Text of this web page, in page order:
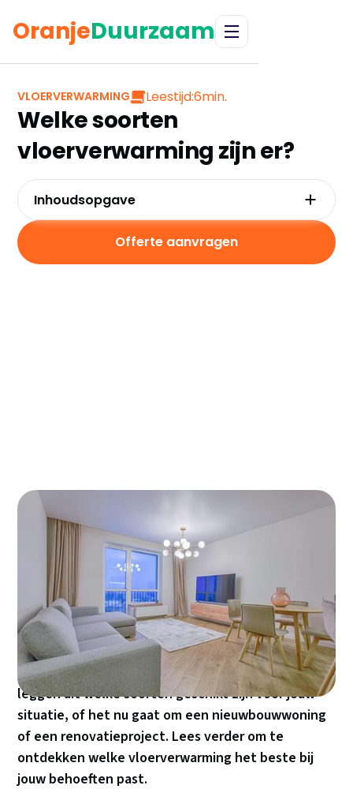
OranjeDuurzaam
VLOERVERWARMING Leestijd:6min.
Welke soorten
vloerverwarming zijn er?
Het kiezen van de juiste soort vloerverwarming
voor jouw woning kan een uitdaging zijn. Er zijn
verschillende opties beschikbaar, elk met hun
eigen voordelen en toepassingen. In deze blog
bespreken we de verschillende soorten
vloerverwarming, waaronder watergedragen,
elektrische en infrarood vloerverwarming. We
leggen uit welke soorten geschikt zijn voor jouw
situatie, of het nu gaat om een nieuwbouwwoning
of een renovatieproject. Lees verder om te
ontdekken welke vloerverwarming het beste bij
jouw behoeften past.
Inhoudsopgave
Watergedragen vloerverwarming
Elektrische vloerverwarming
Infrarood vloerverwarming
Offerte aanvragen